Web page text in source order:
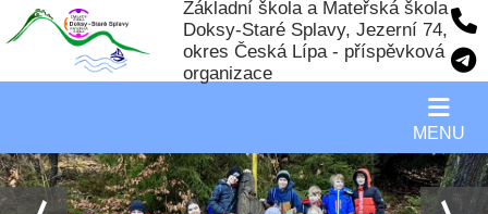
Základní škola a Mateřská škola
Doksy-Staré Splavy, Jezerní 74,
okres Česká Lípa - příspěvková
organizace
MENU